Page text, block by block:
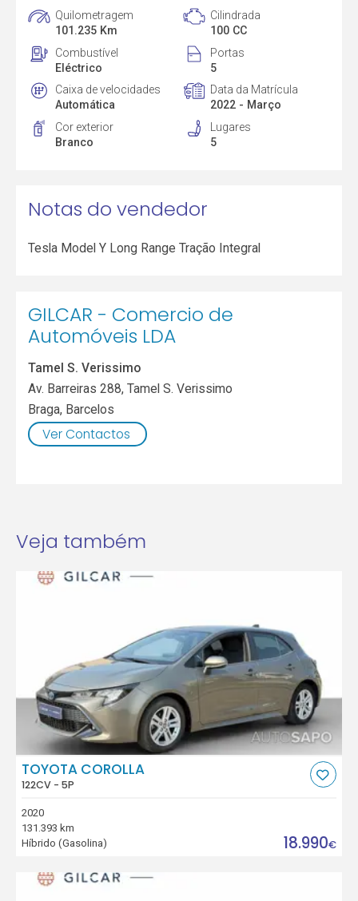
Quilometragem
101.235 Km
Cilindrada
100 CC
Combustível
Eléctrico
Portas
5
Caixa de velocidades
Automática
Data da Matrícula
2022 - Março
Cor exterior
Branco
Lugares
5
Notas do vendedor
Tesla Model Y Long Range Tração Integral
GILCAR - Comercio de
Automóveis LDA
Tamel S. Verissimo
Av. Barreiras 288, Tamel S. Verissimo
Braga, Barcelos
Ver Contactos
Veja também
TOYOTA COROLLA
122CV - 5P
2020
131.393 km
Híbrido (Gasolina)
18.990€